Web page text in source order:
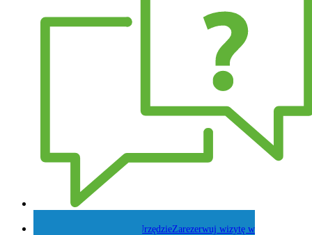
Zarezerwuj wizytę w